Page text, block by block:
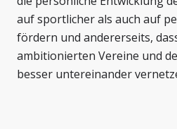
auf sportlicher als auch auf
fördern und andererseits,
ambitionierten Vereine und
besser untereinander